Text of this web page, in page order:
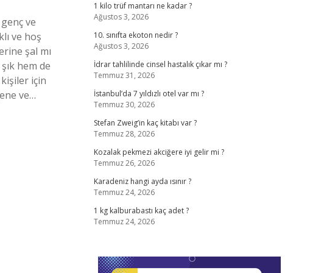
ve
ve hoş
şal mı
hem de
için
ve…
1 kilo trüf mantarı ne kadar ?
Ağustos 3, 2026
10. sınıfta ekoton nedir ?
Ağustos 3, 2026
İdrar tahlilinde cinsel hastalık çıkar mı ?
Temmuz 31, 2026
İstanbul’da 7 yıldızlı otel var mı ?
Temmuz 30, 2026
Stefan Zweig’in kaç kitabı var ?
Temmuz 28, 2026
Kozalak pekmezi akciğere iyi gelir mi ?
Temmuz 26, 2026
Karadeniz hangi ayda ısınır ?
Temmuz 24, 2026
1 kg kalburabastı kaç adet ?
Temmuz 24, 2026